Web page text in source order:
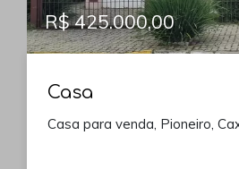
R$ 425.000,00
Casa
Casa para venda, Pioneiro,